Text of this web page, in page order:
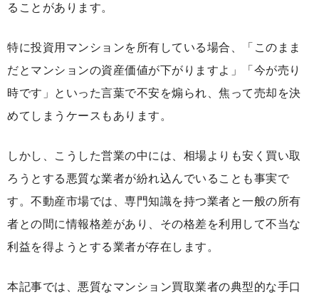
ることがあります。
特に投資用マンションを所有している場合、「このまま
だとマンションの資産価値が下がりますよ」「今が売り
時です」といった言葉で不安を煽られ、焦って売却を決
めてしまうケースもあります。
しかし、こうした営業の中には、相場よりも安く買い取
ろうとする悪質な業者が紛れ込んでいることも事実で
す。不動産市場では、専門知識を持つ業者と一般の所有
者との間に情報格差があり、その格差を利用して不当な
利益を得ようとする業者が存在します。
本記事では、悪質なマンション買取業者の典型的な手口